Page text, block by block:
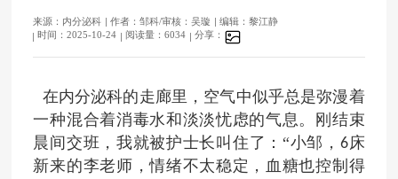
来源：内分泌科 作者：邹科/审核：吴璇
编辑：黎江静
时间：2025-10-24
阅读量：6034 分享：
在内分泌科的走廊里，空气中似乎总是弥漫着
一种混合着消毒水和淡淡忧虑的气息。刚结束
晨间交班，我就被护士长叫住了：“小邹， 6床
新来的李老师，情绪不太稳定，血糖也控制得